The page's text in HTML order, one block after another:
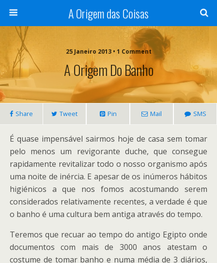
A Origem das Coisas
25 Janeiro 2013 • 1 Comment
A Origem Do Banho
Share Tweet Pin Mail SMS
É quase impensável sairmos hoje de casa sem tomar
pelo menos um revigorante duche, que consegue
rapidamente revitalizar todo o nosso organismo após
uma noite de inércia. E apesar de os inúmeros hábitos
higiénicos a que nos fomos acostumando serem
considerados relativamente recentes, a verdade é que
o banho é uma cultura bem antiga através do tempo.
Teremos que recuar ao tempo do antigo Egipto onde
documentos com mais de 3000 anos atestam o
costume de tomar banho e numa média de 3 diários,